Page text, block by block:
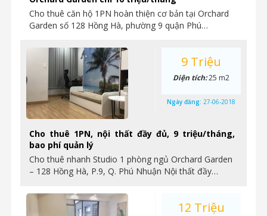
Cho thuê căn hộ 1PN hoàn thiện cơ bản tại Orchard
Garden số 128 Hồng Hà, phường 9 quận Phú…
Cho thuê 1PN, nội thất đầy đủ, 9 triệu/tháng,
bao phí quản lý
Cho thuê nhanh Studio 1 phòng ngủ Orchard Garden
– 128 Hồng Hà, P.9, Q. Phú Nhuận Nội thất đầy…
9 Triệu
Diện tích:25 m2
Ngày đăng: 27-06-2018
12 Triệu